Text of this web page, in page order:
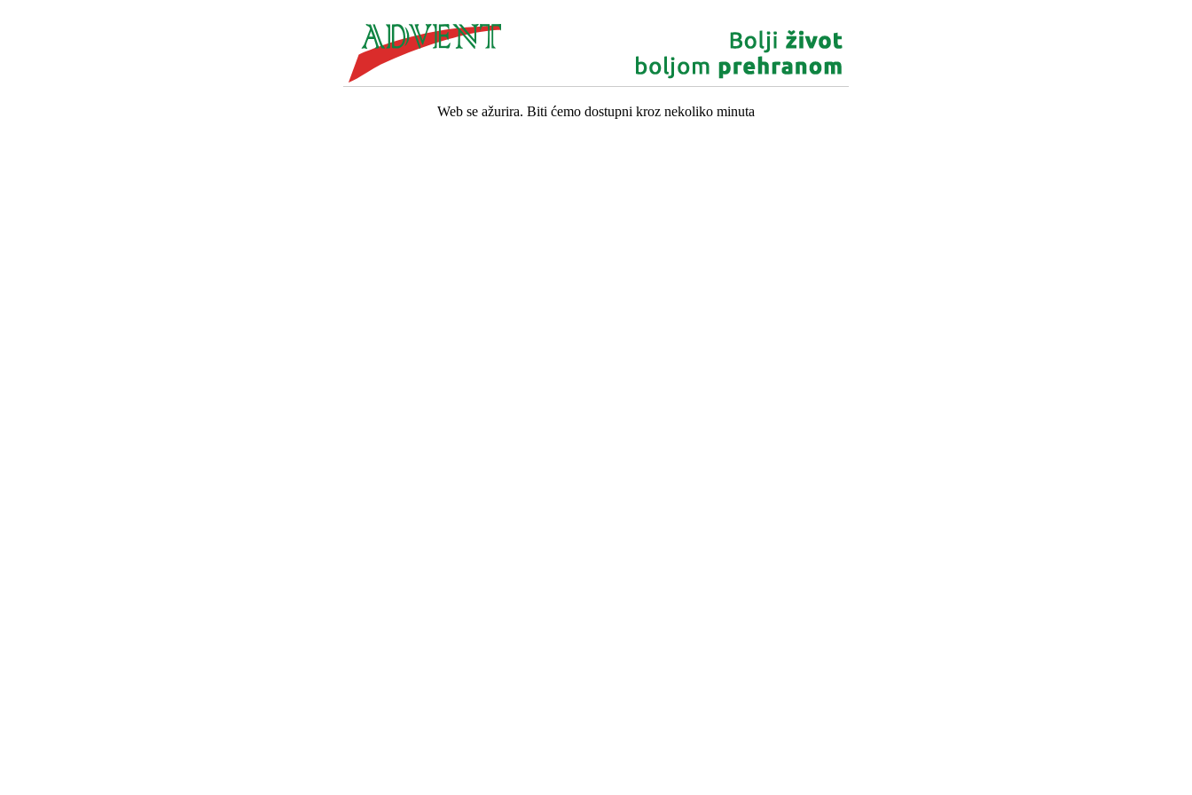
Web se ažurira. Biti ćemo dostupni kroz nekoliko minuta